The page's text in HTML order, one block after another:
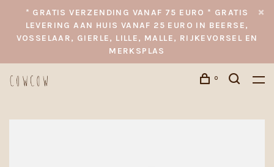
* GRATIS VERZENDING VANAF 75 EURO * GRATIS
LEVERING AAN HUIS VANAF 25 EURO IN BEERSE,
VOSSELAAR, GIERLE, LILLE, MALLE, RIJKEVORSEL EN
MERKSPLAS
0